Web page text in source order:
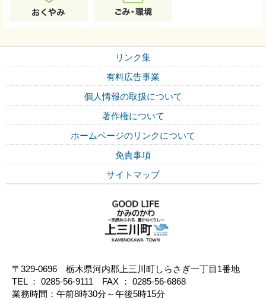
リンク集
有料広告事業
個人情報の取扱について
著作権について
ホームページのリンクについて
免責事項
サイトマップ
〒329-0696 栃木県河内郡上三川町しらさぎ一丁目1番地
TEL ： 0285-56-9111 FAX ： 0285-56-6868
業務時間：午前8時30分～午後5時15分